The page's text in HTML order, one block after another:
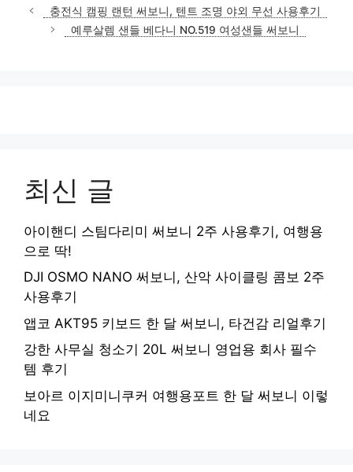
충전식 캠핑 랜턴 써보니, 텐트 조명 야외 무선 사용후기
예루살렘 샌들 베다니 NO.519 여성샌들 써보니
최신 글
아이핸디 스팀다리미 써보니 2주 사용후기, 여행용
으로 딱!
DJI OSMO NANO 써보니, 산악 사이클링 콤보 2주
사용후기
앱코 AKT95 키보드 한 달 써보니, 타건감 리얼후기
강한 사무실 청소기 20L 써보니 영업용 회사 필수
템 후기
보아르 이지미니쿠커 여행용포트 한 달 써보니 이렇
네요